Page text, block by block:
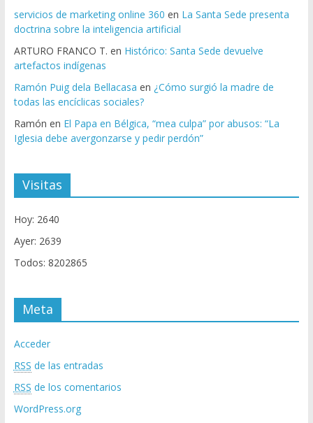
servicios de marketing online 360 en La Santa Sede presenta
doctrina sobre la inteligencia artificial
ARTURO FRANCO T. en Histórico: Santa Sede devuelve
artefactos indígenas
Ramón Puig dela Bellacasa en ¿Cómo surgió la madre de
todas las encíclicas sociales?
Ramón en El Papa en Bélgica, “mea culpa” por abusos: “La
Iglesia debe avergonzarse y pedir perdón”
Visitas
Hoy: 2640
Ayer: 2639
Todos: 8202865
Meta
Acceder
RSS de las entradas
RSS de los comentarios
WordPress.org